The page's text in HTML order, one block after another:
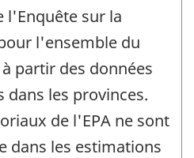
l'Enquête sur la
l'ensemble du
partir des données
dans les provinces.
de l'EPA ne sont
dans les estimations